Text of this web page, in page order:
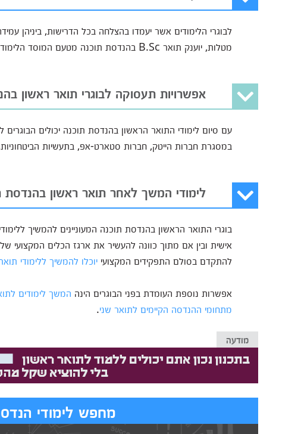
לבוגרי הלימודים אשר יעמדו בהצלחה בכל הדרישות, ביניהן
מטלות, יוענק תואר B.Sc בהנדסת תוכנה מטעם המוסד הלימודי בו השלימו את הכשרתם.
אפשרויות תעסוקה לבוגרי תואר ראשון
עם סיום לימודי התואר הראשון בהנדסת תוכנה יכולים
במסגרת חברות הייטק, חברות סטארט-אפ, בתעשיות
לימודי המשך לאחר תואר ראשון בהנדסת
בוגרי התואר הראשון בהנדסת תוכנה המעוניינים להמשיך
אישית ובין אם מתוך כוונה להעשיר את ארגז הכלים המקצועי
להתקדם בסולם התפקידים המקצועי יוכלו להמשיך ללימודי
אפשרות נוספת העומדת בפני הבוגרים הינה המשך לימודים
מתחומי ההנדסה הקיימים לתואר שני.
מודעה
מחפש לימודי